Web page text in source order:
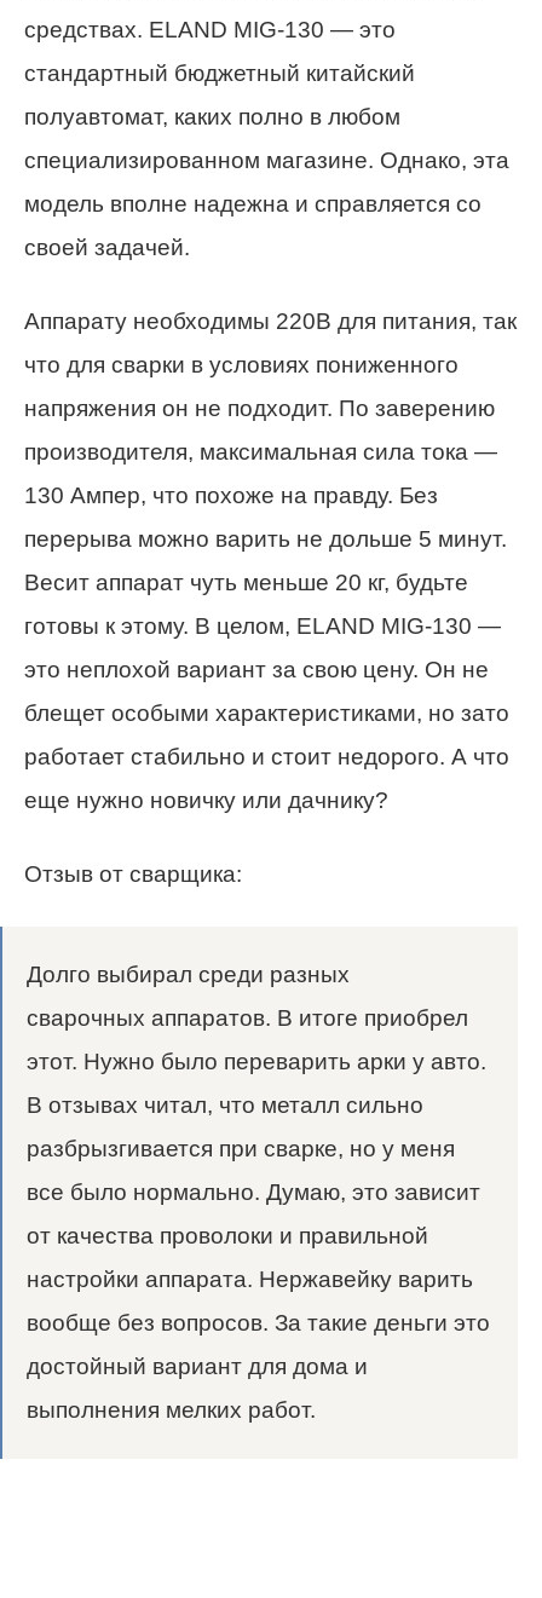
средствах. ELAND MIG-130 — это
стандартный бюджетный китайский
полуавтомат, каких полно в любом
специализированном магазине. Однако, эта
модель вполне надежна и справляется со
своей задачей.
Аппарату необходимы 220В для питания, так
что для сварки в условиях пониженного
напряжения он не подходит. По заверению
производителя, максимальная сила тока —
130 Ампер, что похоже на правду. Без
перерыва можно варить не дольше 5 минут.
Весит аппарат чуть меньше 20 кг, будьте
готовы к этому. В целом, ELAND MIG-130 —
это неплохой вариант за свою цену. Он не
блещет особыми характеристиками, но зато
работает стабильно и стоит недорого. А что
еще нужно новичку или дачнику?
Отзыв от сварщика:
Долго выбирал среди разных
сварочных аппаратов. В итоге приобрел
этот. Нужно было переварить арки у авто.
В отзывах читал, что металл сильно
разбрызгивается при сварке, но у меня
все было нормально. Думаю, это зависит
от качества проволоки и правильной
настройки аппарата. Нержавейку варить
вообще без вопросов. За такие деньги это
достойный вариант для дома и
выполнения мелких работ.